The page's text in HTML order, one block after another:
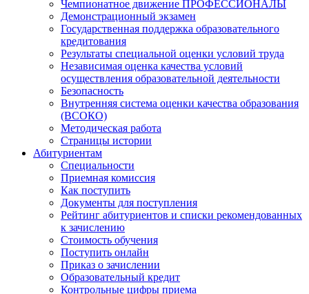
Чемпионатное движение ПРОФЕССИОНАЛЫ
Демонстрационный экзамен
Государственная поддержка образовательного
кредитования
Результаты специальной оценки условий труда
Независимая оценка качества условий
осуществления образовательной деятельности
Безопасность
Внутренняя система оценки качества образования
(ВСОКО)
Методическая работа
Страницы истории
Абитуриентам
Специальности
Приемная комиссия
Как поступить
Документы для поступления
Рейтинг абитуриентов и списки рекомендованных
к зачислению
Стоимость обучения
Поступить онлайн
Приказ о зачислении
Образовательный кредит
Контрольные цифры приема